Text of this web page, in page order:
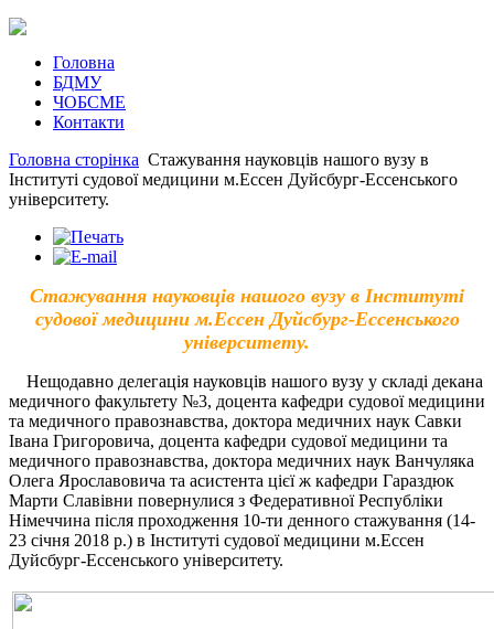
Головна
БДМУ
ЧОБСМЕ
Контакти
Головна сторінка Cтажування науковців нашого вузу в
Інституті судової медицини м.Ессен Дуйсбург-Ессенського
університету.
Cтажування науковців нашого вузу в Інституті
судової медицини м.Ессен Дуйсбург-Ессенського
університету.
Нещодавно делегація науковців нашого вузу у складі декана
медичного факультету №3, доцента кафедри судової медицини
та медичного правознавства, доктора медичних наук Савки
Івана Григоровича, доцента кафедри судової медицини та
медичного правознавства, доктора медичних наук Ванчуляка
Олега Ярославовича та асистента цієї ж кафедри Гараздюк
Марти Славівни повернулися з Федеративної Республіки
Німеччина після проходження 10-ти денного стажування (14-
23 січня 2018 р.) в Інституті судової медицини м.Ессен
Дуйсбург-Ессенського університету.